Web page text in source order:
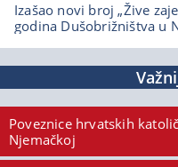
Izašao novi broj „Žive
godina Dušobrižništva u
Poveznice hrvatskih
Njemačkoj